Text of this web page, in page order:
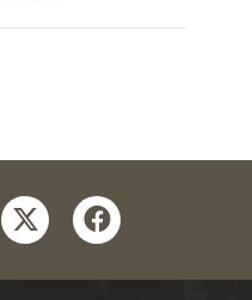
twitterfacebook